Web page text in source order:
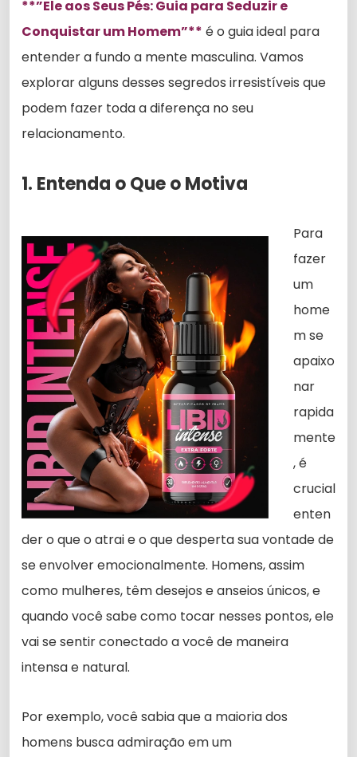
**”Ele aos Seus Pés: Guia para Seduzir e
Conquistar um Homem”** é o guia ideal para
entender a fundo a mente masculina. Vamos
explorar alguns desses segredos irresistíveis que
podem fazer toda a diferença no seu
relacionamento.
1. Entenda o Que o Motiva
Para
fazer
um
home
m se
apaixo
nar
rapida
mente
, é
crucial
enten
der o que o atrai e o que desperta sua vontade de
se envolver emocionalmente. Homens, assim
como mulheres, têm desejos e anseios únicos, e
quando você sabe como tocar nesses pontos, ele
vai se sentir conectado a você de maneira
intensa e natural.
Por exemplo, você sabia que a maioria dos
homens busca admiração em um